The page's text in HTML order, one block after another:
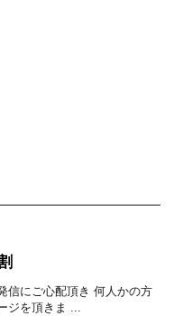
信にご心配頂き 何人かの方
ジを頂きま ...